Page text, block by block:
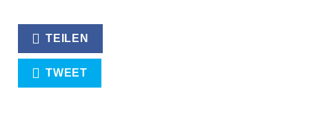
TEILEN
TWEET